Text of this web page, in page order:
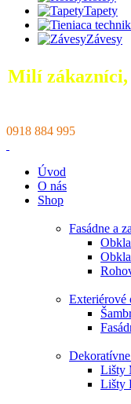
Tapety
Závesy
Milí zákazníci,
0918 884 995
Úvod
O nás
Shop
Fasádne a
Exteriérové
Lišty
Lišty